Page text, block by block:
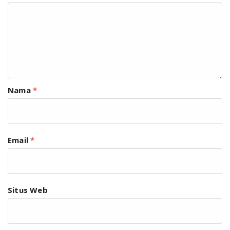
Nama *
Email*
Situs Web